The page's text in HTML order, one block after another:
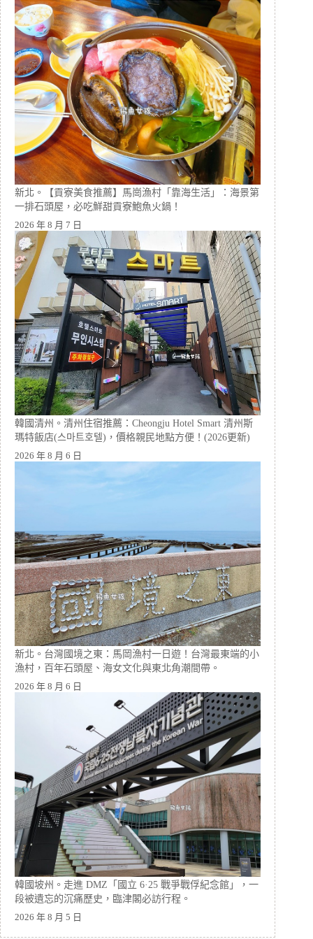
新北。【貢寮美食推薦】馬崗漁村「靠海生活」：海景第
一排石頭屋，必吃鮮甜貢寮鮑魚火鍋！
2026 年 8 月 7 日
韓國清州。清州住宿推薦：Cheongju Hotel Smart 清州斯
瑪特飯店(스마트호텔)，價格親民地點方便！(2026更新)
2026 年 8 月 6 日
新北。台灣國境之東：馬岡漁村一日遊！台灣最東端的小
漁村，百年石頭屋、海女文化與東北角潮間帶。
2026 年 8 月 6 日
韓國坡州。走進 DMZ「國立 6·25 戰爭戰俘紀念館」，一
段被遺忘的沉痛歷史，臨津閣必訪行程。
2026 年 8 月 5 日